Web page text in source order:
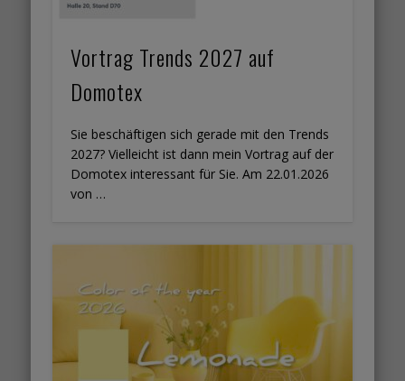
Vortrag Trends 2027 auf
Domotex
Sie beschäftigen sich gerade mit den Trends
2027? Vielleicht ist dann mein Vortrag auf der
Domotex interessant für Sie. Am 22.01.2026
von …